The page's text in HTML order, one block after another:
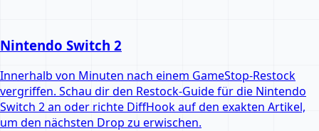
Nintendo Switch 2
Innerhalb von Minuten nach einem GameStop-Restock
vergriffen. Schau dir den Restock-Guide für die Nintendo
Switch 2 an oder richte DiffHook auf den exakten Artikel,
um den nächsten Drop zu erwischen.